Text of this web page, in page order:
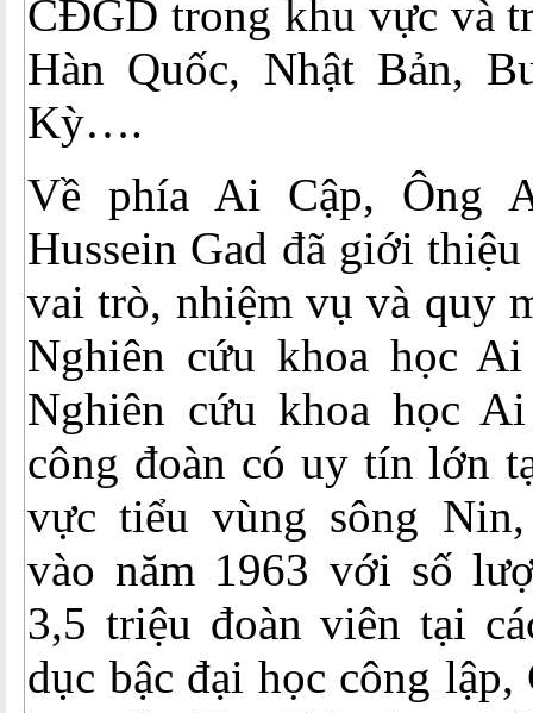
CĐGD trong khu vực và
Hàn Quốc, Nhật Bản,
Kỳ….
Về phía Ai Cập, Ông
Hussein Gad đã giới
vai trò, nhiệm vụ và quy
Nghiên cứu khoa học
Nghiên cứu khoa học
công đoàn có uy tín lớn
vực tiểu vùng sông
vào năm 1963 với số
3,5 triệu đoàn viên tại
dục bậc đại học công lập,